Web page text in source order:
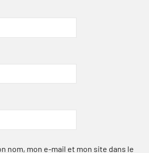
nom, mon e-mail et mon site dans le